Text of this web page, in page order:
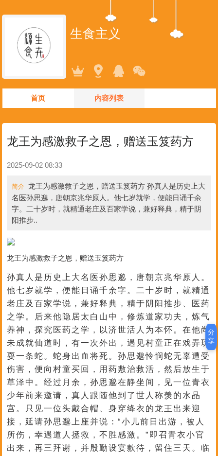
生食主义
首页 内容列表
龙王为感激救子之恩，赠送玉笈药方
2025-09-02 08:33
简介 龙王为感激救子之恩，赠送玉笈药方 孙真人是历史上大
名医孙思邈，唐朝京兆华原人。他七岁就学，便能日诵千余
字。二十岁时，就精通老庄及百家学说，兼好释典，精于阴
阳推步..
龙王为感激救子之恩，赠送玉笈药方
孙真人是历史上大名医孙思邈，唐朝京兆华原人。
他七岁就学，便能日诵千余字。二十岁时，就精通
老庄及百家学说，兼好释典，精于阴阳推步、医药
之学。后来他隐居太白山中，修炼道家功夫，炼气
养神，探究医药之学，以济世活人为本怀。在他尚
未成就仙道时，有一次外出，遇见村童正在戏弄玩
耍一条蛇。蛇身出血将死。孙思邈怜悯蛇无辜遭受
伤害，便向村童买回，用药敷治救活，然后放生于
草泽中。经过月余，孙思邈在静坐间，见一位青衣
少年前来邀请，真人跟随他到了世人称羡的水晶
宫。只见一位头戴合帽、身穿绛衣的龙王出来迎
接，延请孙思邈上座并说：“小儿前日出游，被人
所伤，幸遇道人拯救，不胜感激。”即召青衣小官
出来，再三拜谢，并殷勤设宴款待，留住三天。临
分
享